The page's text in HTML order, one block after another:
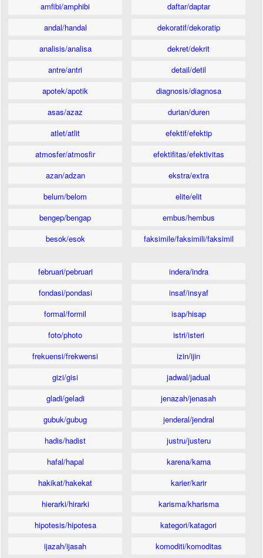
amfibi/amphibi
andal/handal
analisis/analisa
antre/antri
apotek/apotik
asas/azaz
atlet/atlit
atmosfer/atmosfir
azan/adzan
belum/belom
bengep/bengap
besok/esok
daftar/daptar
dekoratif/dekoratip
dekret/dekrit
detail/detil
diagnosis/diagnosa
durian/duren
efektif/efektip
efektifitas/efektivitas
ekstra/extra
elite/elit
embus/hembus
faksimile/faksimili/faksimil
februari/pebruari
fondasi/pondasi
formal/formil
foto/photo
frekuensi/frekwensi
gizi/gisi
gladi/geladi
gubuk/gubug
hadis/hadist
hafal/hapal
hakikat/hakekat
hierarki/hirarki
hipotesis/hipotesa
ijazah/ijasah
indera/indra
insaf/insyaf
isap/hisap
istri/isteri
izin/ijin
jadwal/jadual
jenazah/jenasah
jenderal/jendral
justru/justeru
karena/karna
karier/karir
karisma/kharisma
kategori/katagori
komoditi/komoditas